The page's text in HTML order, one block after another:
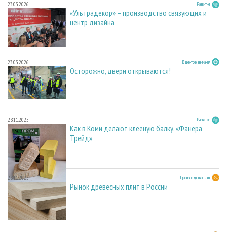
23.03.2026 Развитие
«Ультрадекор» – производство связующих и
центр дизайна
23.03.2026 В центре внимания
Осторожно, двери открываются!
28.11.2025 Развитие
Как в Коми делают клееную балку. «Фанера
Трейд»
28.11.2025 Производство плит
Рынок древесных плит в России